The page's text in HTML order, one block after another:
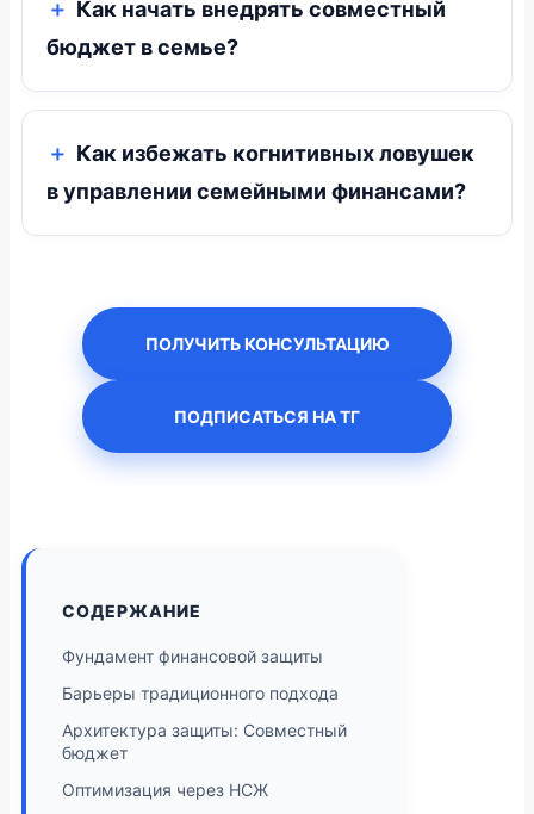
Как начать внедрять совместный
бюджет в семье?
Как избежать когнитивных ловушек
в управлении семейными финансами?
ПОЛУЧИТЬ КОНСУЛЬТАЦИЮ
ПОДПИСАТЬСЯ НА ТГ
СОДЕРЖАНИЕ
Фундамент финансовой защиты
Барьеры традиционного подхода
Архитектура защиты: Совместный
бюджет
Оптимизация через НСЖ